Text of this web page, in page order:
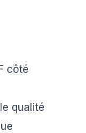
côté
qualité